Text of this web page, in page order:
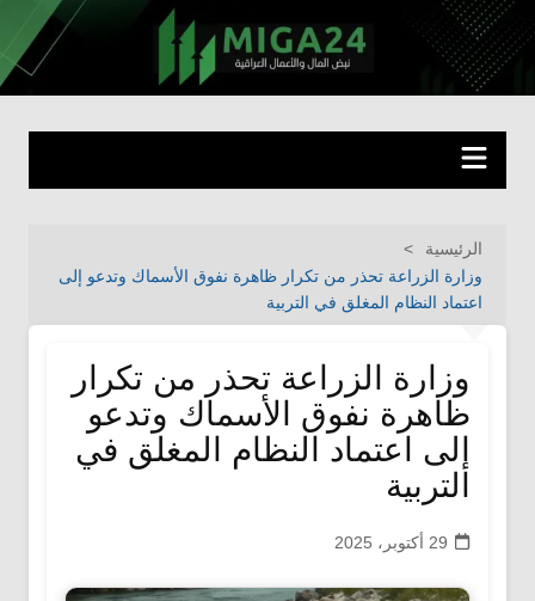
التجاوز
إلى
المحتوى
miga24.com نبض المال والأعمال العراقية
الرئيسية
وزارة الزراعة تحذر من تكرار ظاهرة نفوق الأسماك وتدعو إلى
اعتماد النظام المغلق في التربية
وزارة الزراعة تحذر من تكرار
ظاهرة نفوق الأسماك وتدعو
إلى اعتماد النظام المغلق في
التربية
29 أكتوبر، 2025